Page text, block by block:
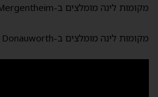
מקומות לינה מומלצים ב-Bad Mergentheim
מקומות לינה מומלצים ב-Donauworth